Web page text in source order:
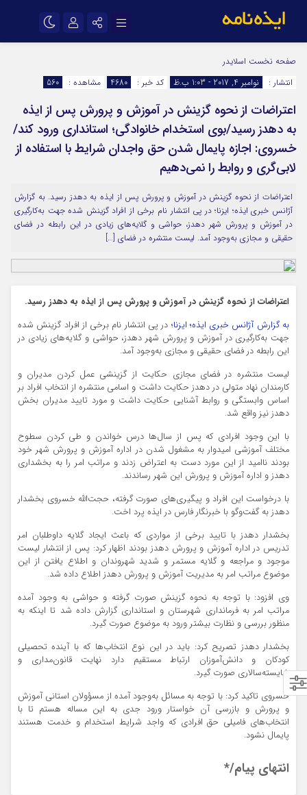
اینستاگرام
سروش
ایتا
آپارات
اپلیکیشن رمز عبور
مرا به خاطر بسپار
صفحه نخست اسلایدر
انتشار :
نوامبر 4, 2017 - 1:03 ب.ظ کد خبر : 4680 مشاهده : 560
اعتراضات از نحوه گزینش در آموزش و پرورش پس از ایذه
به دهدز رسید/بوی استخدام خانوادگی؛ استانداری ورود کند/
خسروی: اجازه پایمال شدن حق واجدان شرایط با استفاده از
لابی‌گری و روابط را نمی‌دهیم
اعتراضات از نحوه گزینش در آموزش و پرورش پس از ایذه به دهدز رسید. به گزارش
آژانس خبری ایذه؛ ایزنا؛ در پی انتشار نام برخی از افراد گزینش شده جهت به‌کارگیری
در آموزش و پرورش شهر دهدز، حواشی و گلایه‌های زیادی در این رابطه در فضای
حقیقی و مجازی به‌وجود آمد. لیست منتشره در فضای […]
اعتراضات از نحوه گزینش در آموزش و پرورش پس از ایذه به دهدز رسید.
به گزارش آژانس خبری ایذه؛ ایزنا؛ در پی انتشار نام برخی از افراد گزینش شده
جهت به‌کارگیری در آموزش و پرورش شهر دهدز، حواشی و گلایه‌های زیادی در
این رابطه در فضای حقیقی و مجازی به‌وجود آمد.
لیست منتشره در فضای مجازی حکایت از گزینشی عمل کردن مدیران و
کارمندان نهاد متولی دردهدزحکایت داشت و اسامی منتشره از انتخاب افراد بر
اساس وابستگی و روابط آشنایی حکایت داشت و مورد تایید مدیران بخش
دهدزنیز واقع شد.
با این وجود افرادی که پس از سال‌ها درس خواندن و طی کردن سطوح
مختلف آموزشی امیدوار به مشغول شدن در ادارهآموزش و پرورش شهر خود
بودندنا‌امید از این مورد دست به اعتراض زدند و مراتب امر را به بخشداری
دهدزو اداره آموزش و پرورش این شهر رساندند.
با درخواست‌ این افراد و پیگیری‌های صورت گرفته، حجت‌الله خسروی بخشدار
دهدزبه گفت‌و‌گو با خبرنگار فارس در ایذه پرد اخت.
بخشداردهدزبا تایید برخی از مواردی که باعث ایجاد گلایه داوطلبان امر
تدریس در اداره آموزش و پرورشدهدزبودند اظهار کرد: پس از انتشار لیست
موجود و مراجعه و گلایه مستمر و شدید شهروندان و اطلاع یافتن از این
موضوع مراتب امر به مدیریت آموزش و پرورش دهدزاطلاع داده شد.
وی افزود: با توجه به نحوه گزینش صورت گرفته و حواشی به وجود آمده
مراتب امر به فرمانداری شهرستان و استانداری گزارش داده شد تا اینکه به
منظور بررسی و نظارت بیشتر ورود به موضوع صورت گیرد.
بخشداردهدزتصریح کرد: باید در این نوع انتخاب‌ها که با آینده تحصیلی
کودکان و دانش‌آموزان ارتباط مستقیم دارد نهایت قانون‌مداری و
شایسته‌سالاری صورت گیرد.
خسروی تاکید کرد: با توجه به مسائل به‌وجود آمده از مسؤولان استانی آموزش
و پرورش و بازرسی آن خواستار ورود جدی به این مساله هستم تا با
انتخاب‌های فامیلی حق افرادی که واجد شرایط استخدام و خدمت هستند
پایمال نشود.
انتهای پیام/*